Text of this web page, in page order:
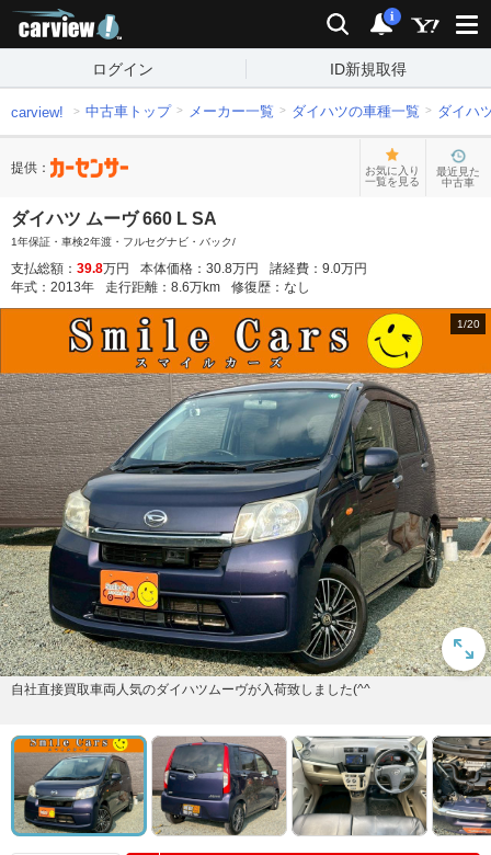
検索 通知
i
ログイン ID新規取得
carview! 中古車トップ メーカー一覧 ダイハツの車種一覧 ダイハ
提供：
お気に入り
一覧を見る
最近見た
中古車
ダイハツ ムーヴ 660 L SA
1年保証・車検2年渡・フルセグナビ・バック/
支払総額： 39.8万円 本体価格： 30.8万円 諸経費： 9.0万円
年式： 2013年 走行距離： 8.6万km 修復歴： なし
1/20
自社直接買取車両人気のダイハツムーヴが入荷致しました(^^